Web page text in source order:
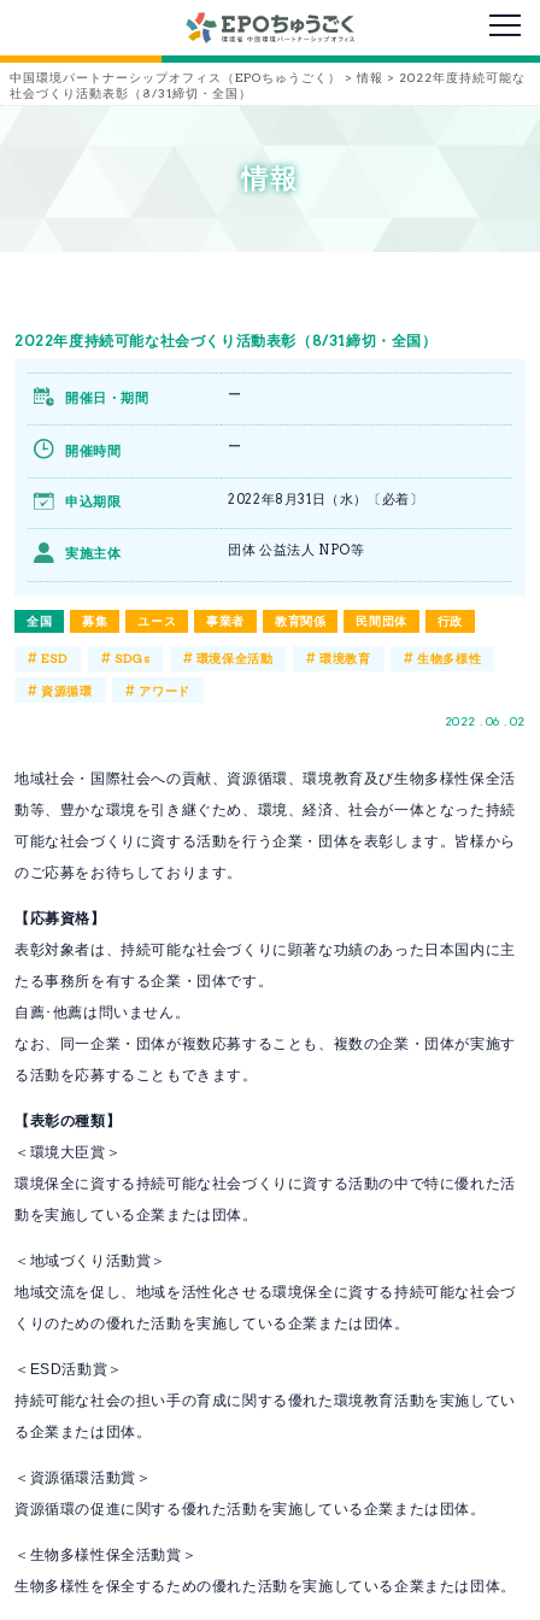
メニ
中国環境パートナーシップオフィス（EPOちゅうごく） > 情報 > 2022年度持続可能な
社会づくり活動表彰（8/31締切・全国）
情報
2022年度持続可能な社会づくり活動表彰（8/31締切・全国）
全国 募集 ユース 事業者 教育関係 民間団体 行政
2022 . 06 . 02
開催日・期間 ー
開催時間 ー
申込期限 2022年8月31日（水）〔必着〕
実施主体 団体 公益法人 NPO等
#ESD # SDGs # 環境保全活動 #環境教育 #生物多様性
#資源循環 # アワード
地域社会・国際社会への貢献、資源循環、環境教育及び生物多様性保全活
動等、豊かな環境を引き継ぐため、環境、経済、社会が一体となった持続
可能な社会づくりに資する活動を行う企業・団体を表彰します。皆様から
のご応募をお待ちしております。
【応募資格】
表彰対象者は、持続可能な社会づくりに顕著な功績のあった日本国内に主
たる事務所を有する企業・団体です。
自薦･他薦は問いません。
なお、同一企業・団体が複数応募することも、複数の企業・団体が実施す
る活動を応募することもできます。
【表彰の種類】
＜環境大臣賞＞
環境保全に資する持続可能な社会づくりに資する活動の中で特に優れた活
動を実施している企業または団体。
＜地域づくり活動賞＞
地域交流を促し、地域を活性化させる環境保全に資する持続可能な社会づ
くりのための優れた活動を実施している企業または団体。
＜ESD活動賞＞
持続可能な社会の担い手の育成に関する優れた環境教育活動を実施してい
る企業または団体。
＜資源循環活動賞＞
資源循環の促進に関する優れた活動を実施している企業または団体。
＜生物多様性保全活動賞＞
生物多様性を保全するための優れた活動を実施している企業または団体。